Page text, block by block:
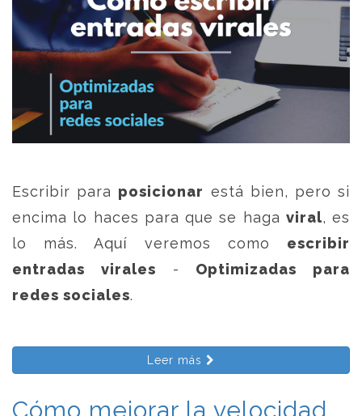
Escribir para posicionar está bien, pero si
encima lo haces para que se haga viral, es
lo más. Aquí veremos como escribir
entradas virales - Optimizadas para
redes sociales.
Leer más
Cómo mejorar la velocidad